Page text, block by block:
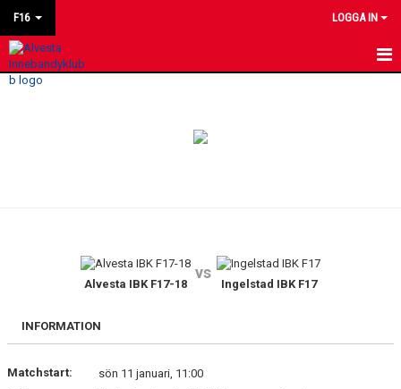
F16 LOGGA IN
HEM
Alvesta IBK F17-18
vs
Ingelstad IBK F17
INFORMATION
Matchstart:
sön 11 januari, 11:00